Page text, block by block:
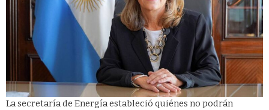
La secretaría de Energía estableció quiénes no podrán